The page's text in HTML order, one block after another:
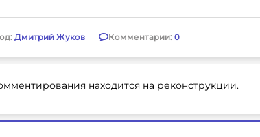
Дмитрий Жуков Комментарии: 0
находится на реконструкции.